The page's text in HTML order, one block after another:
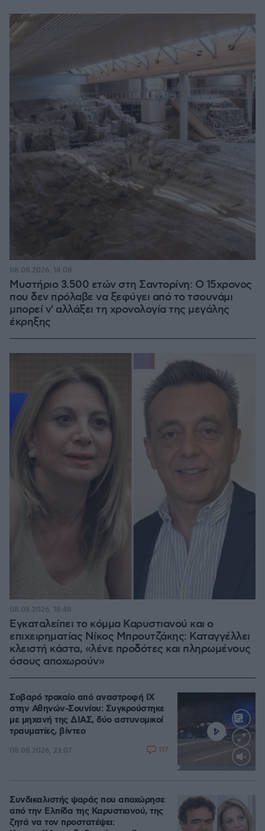
Μυστήριο 3.500 ετών στη Σαντορίνη: Ο 15χρονος
που δεν πρόλαβε να ξεφύγει από το τσουνάμι
μπορεί ν' αλλάξει τη χρονολογία της μεγάλης
έκρηξης
08.08.2026, 18:08
Εγκαταλείπει το κόμμα Καρυστιανού και ο
επιχειρηματίας Νίκος Μπρουτζάκης: Καταγγέλλει
κλειστή κάστα, «λένε προδότες και πληρωμένους
όσους αποχωρούν»
08.08.2026, 18:48
Σοβαρό τροχαίο από αναστροφή ΙΧ
στην Αθηνών-Σουνίου: Συγκρούστηκε
με μηχανή της ΔΙΑΣ, δύο αστυνομικοί
τραυματίες, βίντεο
08.08.2026, 23:07 117
Συνδικαλιστής ψαράς που αποχώρησε
από την Ελπίδα της Καρυστιανού, της
ζητά να τον προστατέψει: